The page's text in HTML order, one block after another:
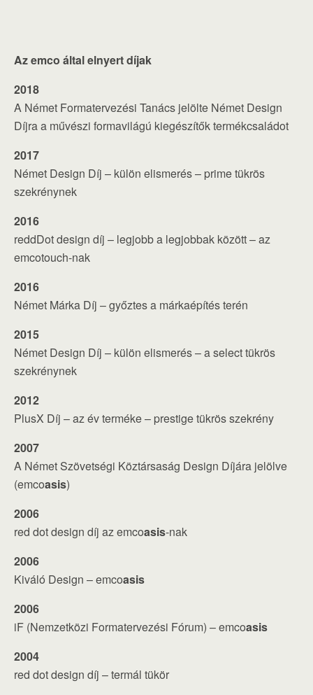
Az emco által elnyert díjak
2018
A Német Formatervezési Tanács jelölte Német Design
Díjra a művészi formavilágú kiegészítők termékcsaládot
2017
Német Design Díj – külön elismerés – prime tükrös
szekrénynek
2016
reddDot design díj – legjobb a legjobbak között – az
emcotouch-nak
2016
Német Márka Díj – győztes a márkaépítés terén
2015
Német Design Díj – külön elismerés – a select tükrös
szekrénynek
2012
PlusX Díj – az év terméke – prestige tükrös szekrény
2007
A Német Szövetségi Köztársaság Design Díjára jelölve
(emcoasis)
2006
red dot design díj az emcoasis-nak
2006
Kiváló Design – emcoasis
2006
iF (Nemzetközi Formatervezési Fórum) – emcoasis
2004
red dot design díj – termál tükör